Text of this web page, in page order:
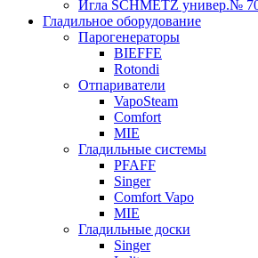
Игла SCHMETZ универ.№
Гладильное оборудование
Парогенераторы
BIEFFE
Rotondi
Отпариватели
VapoSteam
Comfort
MIE
Гладильные системы
PFAFF
Singer
Comfort Vapo
MIE
Гладильные доски
Singer